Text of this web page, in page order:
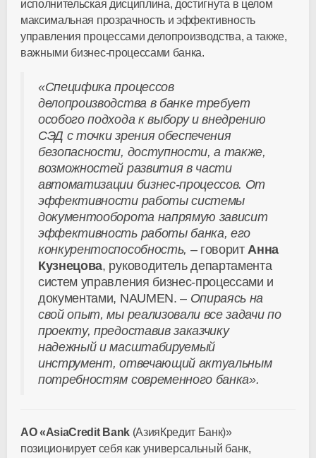
исполнительская дисциплина, достигнута в целом
максимальная прозрачность и эффективность
управления процессами делопроизводства, а также,
важными бизнес-процессами банка.
«Специфика процессов
делопроизводства в банке требует
особого подхода к выбору и внедрению
СЭД с точки зрения обеспечения
безопасности, доступности, а также,
возможностей развития в части
автоматизации бизнес-процессов. От
эффективности работы системы
документооборота напрямую зависит
эффективность работы банка, его
конкурентоспособность, – говоритАнна
Кузнецова, руководитель департамента
систем управления бизнес-процессами и
документами, NAUMEN. – Опираясь на
свой опыт, мы реализовали все задачи по
проекту, предоставив заказчику
надежный и масштабируемый
инструмент, отвечающий актуальным
потребностям современного банка».
АО «AsiaCredit Bank(АзияКредит Банк)»
позиционирует себя как универсальный банк,